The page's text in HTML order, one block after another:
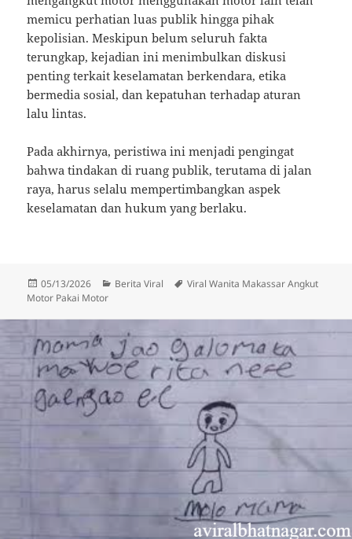
memicu perhatian luas publik hingga pihak
kepolisian. Meskipun belum seluruh fakta
terungkap, kejadian ini menimbulkan diskusi
penting terkait keselamatan berkendara, etika
bermedia sosial, dan kepatuhan terhadap aturan
lalu lintas.
Pada akhirnya, peristiwa ini menjadi pengingat
bahwa tindakan di ruang publik, terutama di jalan
raya, harus selalu mempertimbangkan aspek
keselamatan dan hukum yang berlaku.
Diposkan
pada
05/13/2026 Kategori
Berita Viral Tag
Viral Wanita Makassar Angkut
Motor Pakai Motor